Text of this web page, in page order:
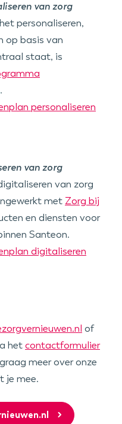
van zorg
personaliseren,
op basis van
staat, is
.
personaliseren
van zorg
van zorg
met Zorg bij
en diensten voor
Santeon.
digitaliseren
of
hetcontactformulier
meer over onze
je mee.